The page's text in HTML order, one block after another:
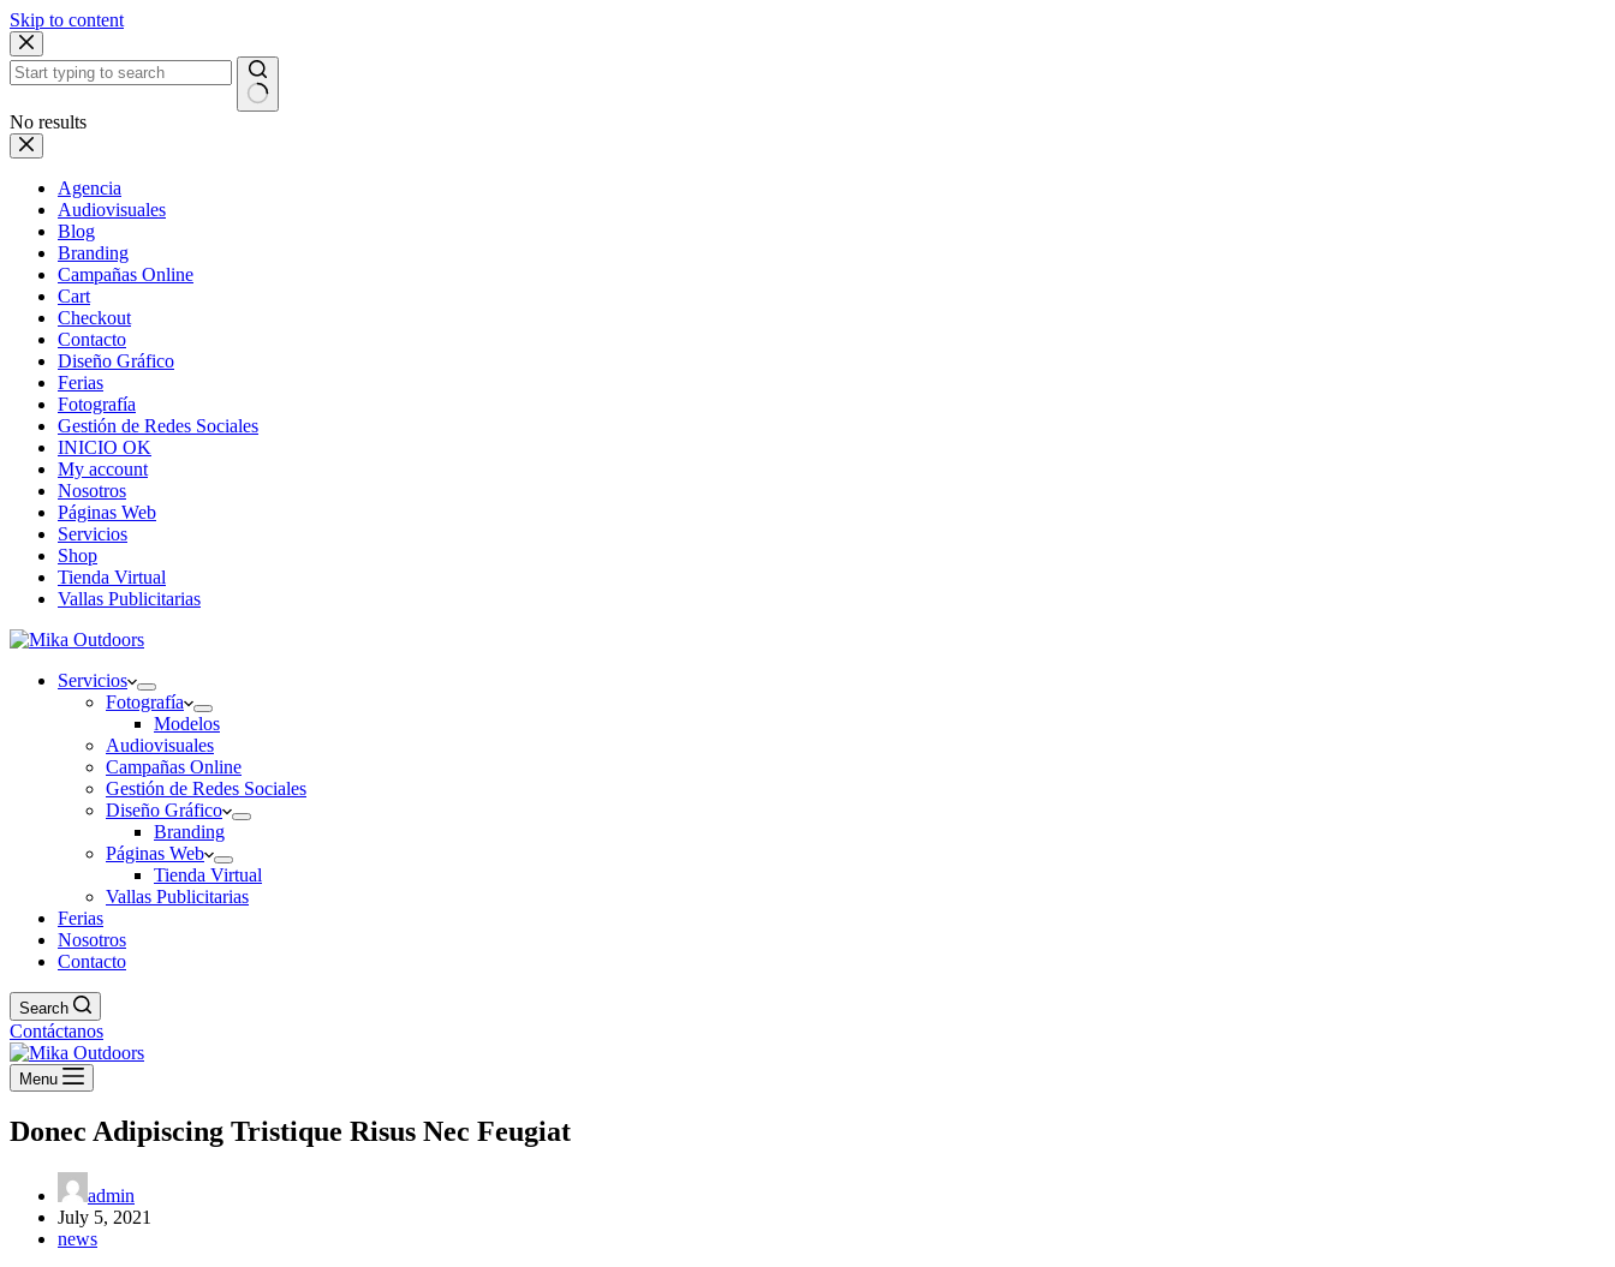
Skip to content
No results
Agencia
Audiovisuales
Blog
Branding
Campañas Online
Cart
Checkout
Contacto
Diseño Gráfico
Ferias
Fotografía
Gestión de Redes Sociales
INICIO OK
My account
Nosotros
Páginas Web
Servicios
Shop
Tienda Virtual
Vallas Publicitarias
Servicios
Fotografía
Modelos
Audiovisuales
Campañas Online
Gestión de Redes Sociales
Diseño Gráfico
Branding
Páginas Web
Tienda Virtual
Vallas Publicitarias
Ferias
Nosotros
Contacto
Search
Contáctanos
Menu
Donec Adipiscing Tristique Risus Nec Feugiat
admin
July 5, 2021
news